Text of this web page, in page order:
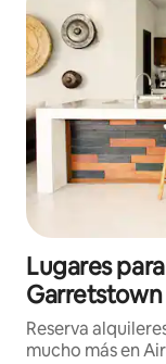
Lugares
Garretstown
Reserva
mucho más en